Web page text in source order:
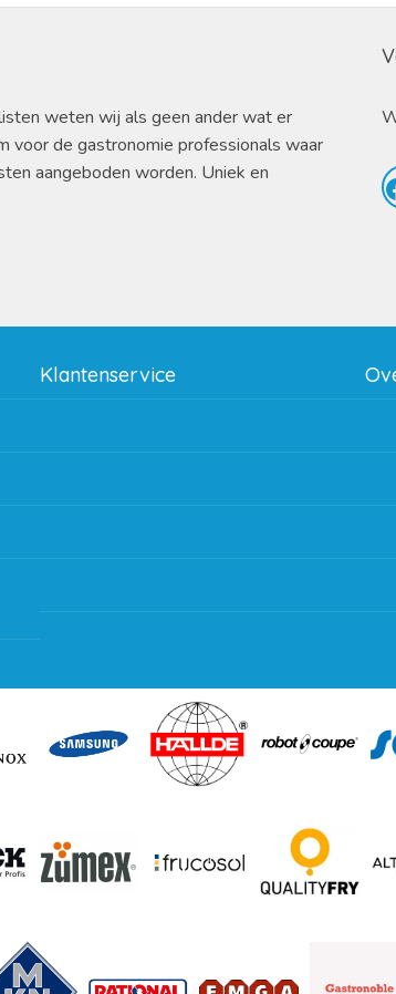
weten wij als geen ander wat er
voor de gastronomie professionals waar
aangeboden worden. Uniek en
Klantenservice
Subsidie regeling EIA 2020